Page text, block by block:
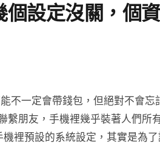
設定沒關，個
不一定會帶錢包，但絕對不會忘
繫朋友，手機裡幾乎裝著人們所
裡預設的系統設定，其實是為